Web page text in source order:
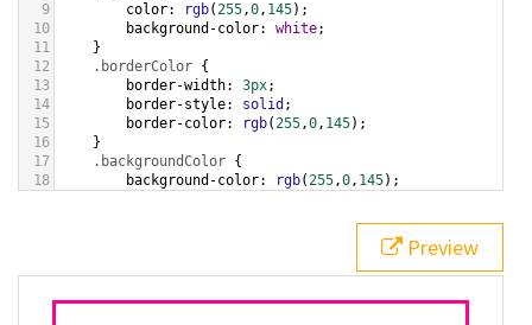
9
color: rgb(255,0, 145);
10
background-color: white;
11
}
12
.borderColor {
13
border-width: 3px;
14
border-style: solid ;
15
border-color: rgb(255,0, 145);
16
}
17
.backgroundColor {
18
background-color: rgb(255,0, 145);
bottom ,
white, rgb(255,0,145));
Preview